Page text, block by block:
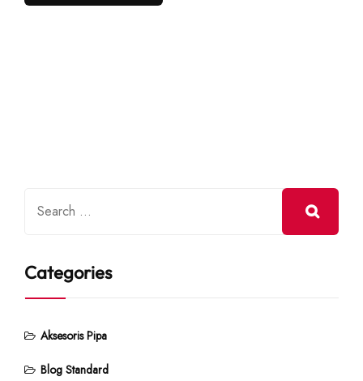
Categories
Aksesoris Pipa
Blog Standard